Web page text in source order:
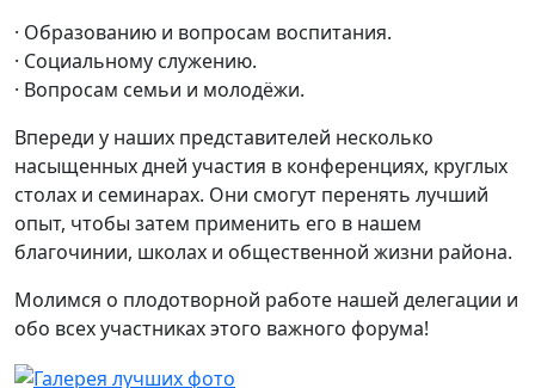
· Образованию и вопросам воспитания.
· Социальному служению.
· Вопросам семьи и молодёжи.
Впереди у наших представителей несколько
насыщенных дней участия в конференциях, круглых
столах и семинарах. Они смогут перенять лучший
опыт, чтобы затем применить его в нашем
благочинии, школах и общественной жизни района.
Молимся о плодотворной работе нашей делегации и
обо всех участниках этого важного форума!